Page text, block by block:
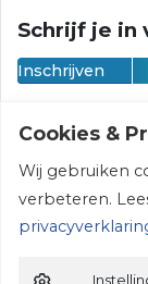
Schrijf je in
Inschrijven
Cookies &
Wij gebruiken
verbeteren.